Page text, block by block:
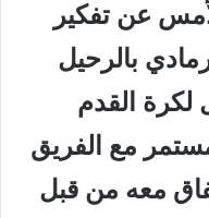
عن تفكير
بالرحيل
لكرة القدم
مع الفريق
معه من قبل